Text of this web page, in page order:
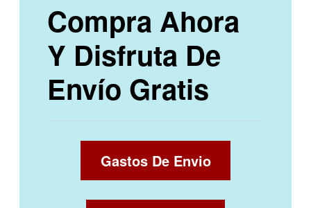
Compra Ahora
Y Disfruta De
Envío Gratis
Gastos De Envio